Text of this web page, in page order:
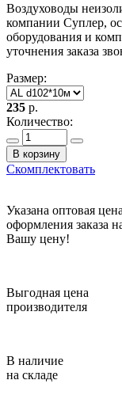
Воздуховоды
компании Суплер,
оборудования и
уточнения заказа
Размер:
235 р.
Количество:
В корзину
Скомплектовать
Указана оптовая
оформления заказа
Вашу цену!
Выгодная цена
производителя
В наличие
на складе